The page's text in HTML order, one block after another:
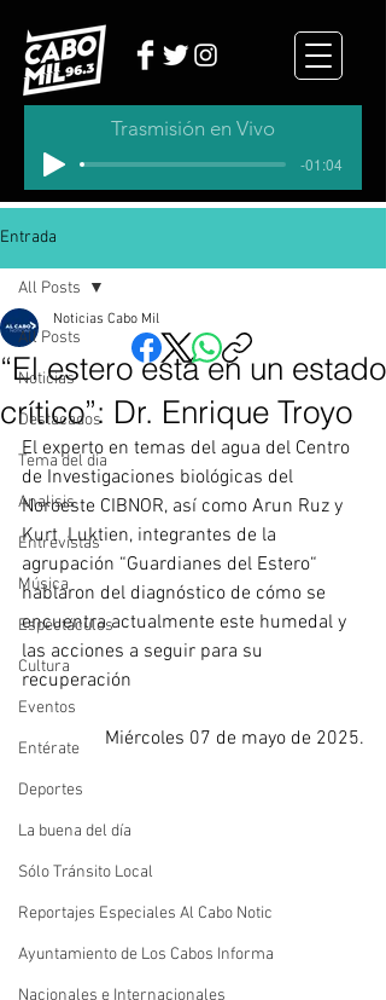
Trasmisión en Vivo
-01:04
Entrada
All Posts
Noticias
Destacados
Tema del dia
Analisis
Entrevistas
Música
Espectáculos
Cultura
Eventos
Entérate
Deportes
La buena del día
Sólo Tránsito Local
Reportajes Especiales Al Cabo Notic
Ayuntamiento de Los Cabos Informa
Nacionales e Internacionales
All Posts
“El estero está en un estado
crítico”: Dr. Enrique Troyo
Noticias Cabo Mil
El experto en temas del agua del Centro
de Investigaciones biológicas del
Noroeste CIBNOR, así como Arun Ruz y
Kurt  Luktien, integrantes de la
agrupación “Guardianes del Estero“
hablaron del diagnóstico de cómo se
encuentra actualmente este humedal y
las acciones a seguir para su
recuperación
Miércoles 07 de mayo de 2025.